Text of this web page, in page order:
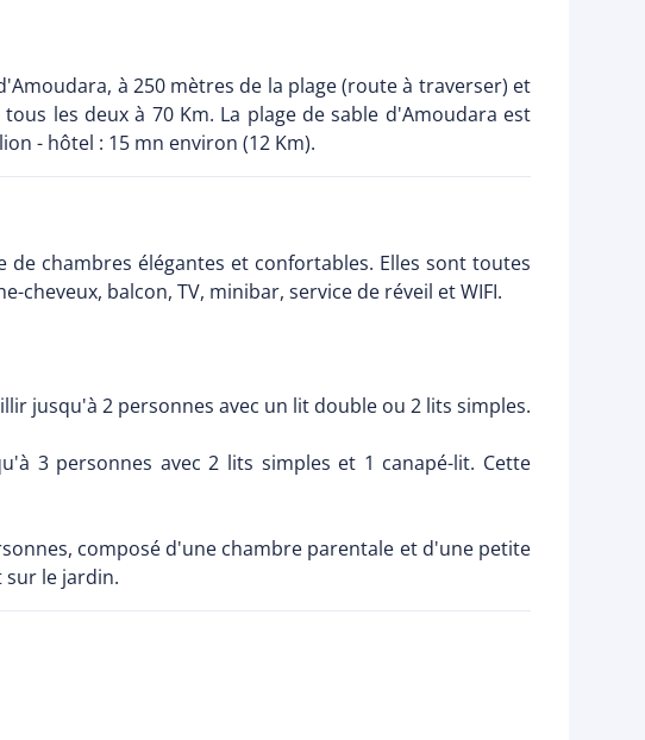
à 250 mètres de la plage (route à traverser) et
les deux à 70 Km. La plage de sable d'Amoudara est
- hôtel : 15 mn environ (12 Km).
chambres élégantes et confortables. Elles sont toutes
balcon, TV, minibar, service de réveil et WIFI.
jusqu'à 2 personnes avec un lit double ou 2 lits simples.
3 personnes avec 2 lits simples et 1 canapé-lit. Cette
composé d'une chambre parentale et d'une petite
sur le jardin.